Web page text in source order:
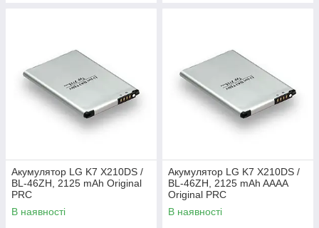
Акумулятор LG K7 X210DS /
BL-46ZH, 2125 mAh Original
PRC
В наявності
Акумулятор LG K7 X210DS /
BL-46ZH, 2125 mAh AAAA
Original PRC
В наявності